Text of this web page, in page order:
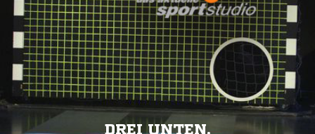
DREI UNTEN.